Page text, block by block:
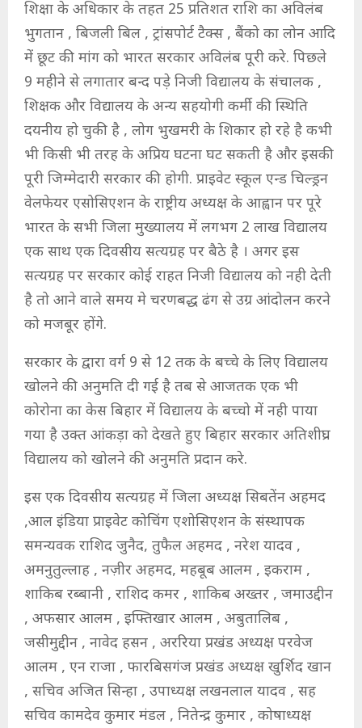
शिक्षा के अधिकार के तहत 25 प्रतिशत राशि का अविलंब
भुगतान , बिजली बिल , ट्रांसपोर्ट टैक्स , बैंको का लोन आदि
में छूट की मांग को भारत सरकार अविलंब पूरी करे. पिछले
9 महीने से लगातार बन्द पड़े निजी विद्यालय के संचालक ,
शिक्षक और विद्यालय के अन्य सहयोगी कर्मी की स्थिति
दयनीय हो चुकी है , लोग भुखमरी के शिकार हो रहे है कभी
भी किसी भी तरह के अप्रिय घटना घट सकती है और इसकी
पूरी जिम्मेदारी सरकार की होगी. प्राइवेट स्कूल एन्ड चिल्ड्रन
वेलफेयर एसोसिएशन के राष्ट्रीय अध्यक्ष के आह्वान पर पूरे
भारत के सभी जिला मुख्यालय में लगभग 2 लाख विद्यालय
एक साथ एक दिवसीय सत्यग्रह पर बैठे है । अगर इस
सत्यग्रह पर सरकार कोई राहत निजी विद्यालय को नही देती
है तो आने वाले समय मे चरणबद्ध ढंग से उग्र आंदोलन करने
को मजबूर होंगे.
सरकार के द्वारा वर्ग 9 से 12 तक के बच्चे के लिए विद्यालय
खोलने की अनुमति दी गई है तब से आजतक एक भी
कोरोना का केस बिहार में विद्यालय के बच्चो में नही पाया
गया है उक्त आंकड़ा को देखते हुए बिहार सरकार अतिशीघ्र
विद्यालय को खोलने की अनुमति प्रदान करे.
इस एक दिवसीय सत्यग्रह में जिला अध्यक्ष सिबतेंन अहमद
,आल इंडिया प्राइवेट कोचिंग एशोसिएशन के संस्थापक
समन्यवक राशिद जुनैद, तुफैल अहमद , नरेश यादव ,
अमनुतुल्लाह , नज़ीर अहमद, महबूब आलम , इकराम ,
शाकिब रब्बानी , राशिद कमर , शाकिब अख्तर , जमाउद्दीन
, अफसार आलम , इफ्तिखार आलम , अबुतालिब ,
जसीमुद्दीन , नावेद हसन , अररिया प्रखंड अध्यक्ष परवेज
आलम , एन राजा , फारबिसगंज प्रखंड अध्यक्ष खुर्शिद खान
, सचिव अजित सिन्हा , उपाध्यक्ष लखनलाल यादव , सह
सचिव कामदेव कुमार मंडल , नितेन्द्र कुमार , कोषाध्यक्ष